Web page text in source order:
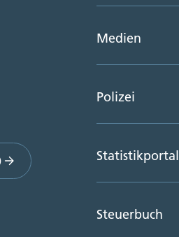
Medien
Polizei
Statistikportal
Steuerbuch